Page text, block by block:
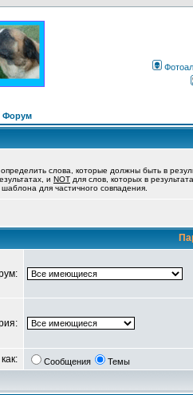
Форум
слова, которые должны быть в
и NOT для слов, которых в
для частичного совпадения.
Сообщения Темы